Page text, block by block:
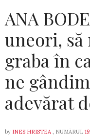
ANA
uneori,
graba în
ne
adevărat
by INES HRISTEA , NUMĂRUL